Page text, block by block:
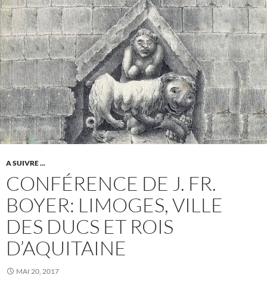
A SUIVRE ...
CONFÉRENCE DE J. FR.
BOYER: LIMOGES, VILLE
DES DUCS ET ROIS
D’AQUITAINE
MAI 20, 2017